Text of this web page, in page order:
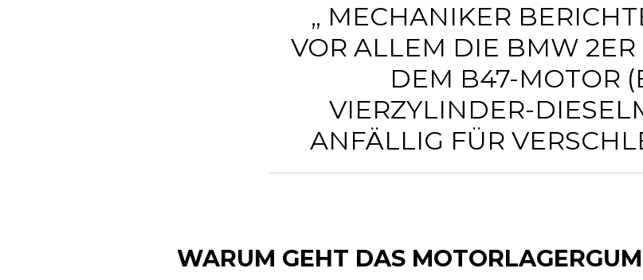
„ MECHANIKER
VOR ALLEM DIE BMW
DEM B47-MOTOR
VIERZYLINDER-
ANFÄLLIG FÜR
WARUM GEHT DAS